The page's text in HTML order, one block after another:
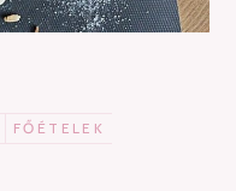
FŐÉTELEK